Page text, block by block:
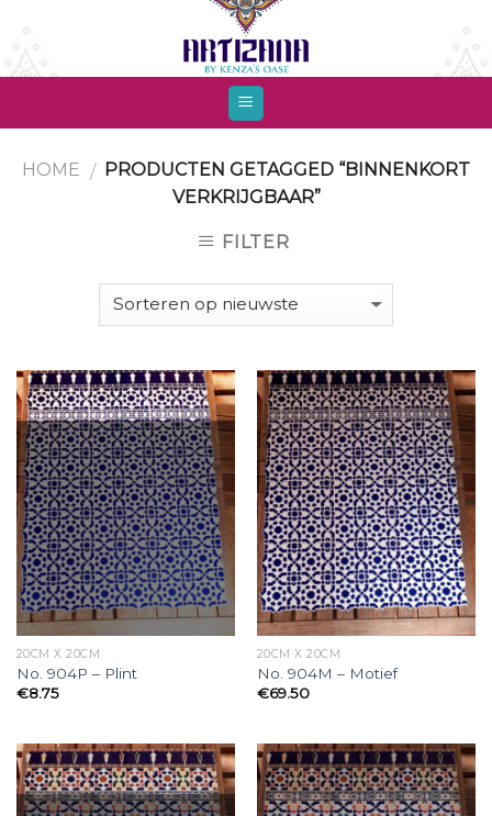
to
content
HOME / PRODUCTEN GETAGGED “BINNENKORT
VERKRIJGBAAR”
FILTER
20CM X 20CM
No. 904P – Plint
€8.75
20CM X 20CM
No. 904M – Motief
€69.50